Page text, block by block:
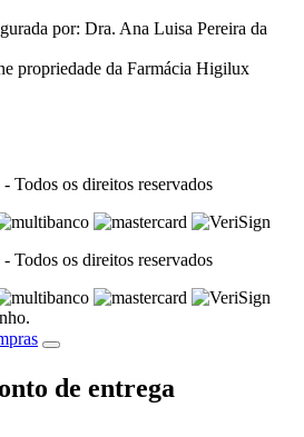
por: Dra. Ana Luisa Pereira da
propriedade da Farmácia Higilux
os direitos reservados
os direitos reservados
de entrega